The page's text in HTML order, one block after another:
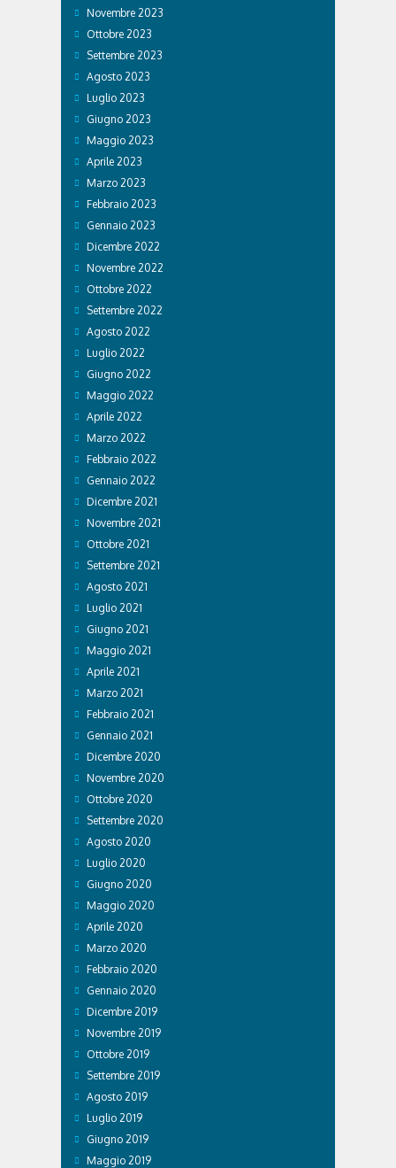
Novembre 2023
Ottobre 2023
Settembre 2023
Agosto 2023
Luglio 2023
Giugno 2023
Maggio 2023
Aprile 2023
Marzo 2023
Febbraio 2023
Gennaio 2023
Dicembre 2022
Novembre 2022
Ottobre 2022
Settembre 2022
Agosto 2022
Luglio 2022
Giugno 2022
Maggio 2022
Aprile 2022
Marzo 2022
Febbraio 2022
Gennaio 2022
Dicembre 2021
Novembre 2021
Ottobre 2021
Settembre 2021
Agosto 2021
Luglio 2021
Giugno 2021
Maggio 2021
Aprile 2021
Marzo 2021
Febbraio 2021
Gennaio 2021
Dicembre 2020
Novembre 2020
Ottobre 2020
Settembre 2020
Agosto 2020
Luglio 2020
Giugno 2020
Maggio 2020
Aprile 2020
Marzo 2020
Febbraio 2020
Gennaio 2020
Dicembre 2019
Novembre 2019
Ottobre 2019
Settembre 2019
Agosto 2019
Luglio 2019
Giugno 2019
Maggio 2019